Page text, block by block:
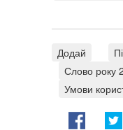
Додай
Слово року
Умови